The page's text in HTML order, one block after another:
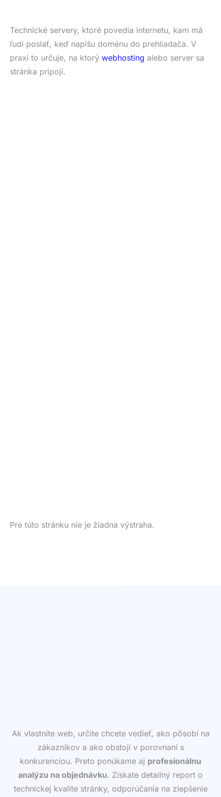
Technické servery, ktoré povedia internetu, kam má
ľudí poslať, keď napíšu doménu do prehliadača. V
praxi to určuje, na ktorý webhosting alebo server sa
stránka pripojí.
Pre túto stránku nie je žiadna výstraha.
Ak vlastníte web, určite chcete vedieť, ako pôsobí na
zákazníkov a ako obstojí v porovnaní s
konkurenciou. Preto ponúkame aj profesionálnu
analýzu na objednávku. Získate detailný report o
technickej kvalite stránky, odporúčania na zlepšenie